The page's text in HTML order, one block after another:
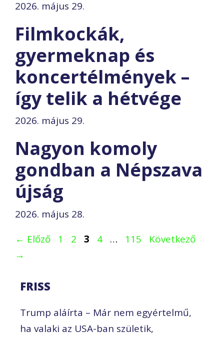
2026. május 29.
Filmkockák,
gyermeknap és
koncertélmények –
így telik a hétvége
2026. május 29.
Nagyon komoly
gondban a Népszava
újság
2026. május 28.
← Előző Oldal
1 Oldal
2 Oldal
3 Oldal
4 … Oldal
115
Következő
→
FRISS
Trump aláírta – Már nem egyértelmű,
ha valaki az USA-ban születik,